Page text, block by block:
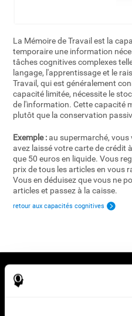
La Mémoire de Travail est la
temporaire une information
tâches cognitives complexes
langage, l'apprentissage et le
Travail, qui est généralement
capacité limitée, nécessite le
de l'information. Cette capacité
plutôt que la conservation
Exemple :au supermarché, vous
avez laissé votre carte de crédit
que 50 euros en liquide. Vous
prix de tous les articles en vous
Vous en déduisez que vous ne
articles et passez à la caisse.
retour aux capacités cognitives